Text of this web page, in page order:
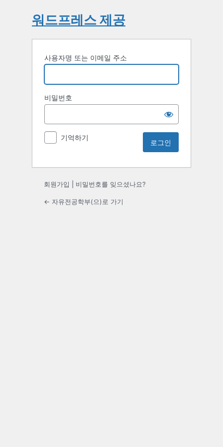
워드프레스 제공
사용자명 또는 이메일 주소
비밀번호
기억하기
회원가입 비밀번호를 잊으셨나요?
← 자유전공학부(으)로 가기